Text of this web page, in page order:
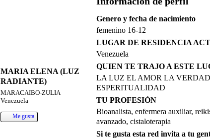
MARIA ELENA (LUZ
RADIANTE)
MARACAIBO-ZULIA
Venezuela
Me gusta
Genero y fecha de nacimiento
femenino 16-12
LUGAR DE RESIDENCIA
Venezuela
QUIEN TE TRAJO A ESTE
LA LUZ EL AMOR LA
ESPERITUALIDAD
TU PROFESIÓN
Bioanalista, enfermera auxiliar,
avanzado, cistaloterapia
Si te gusta esta red invita a tu